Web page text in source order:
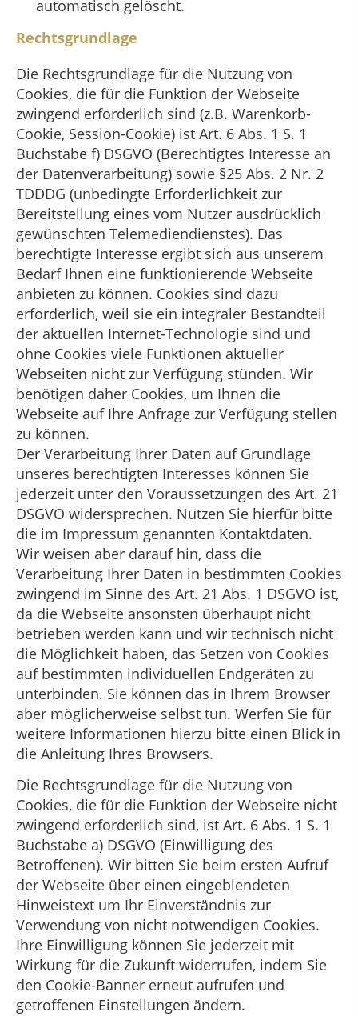
automatisch gelöscht.
Rechtsgrundlage
Die Rechtsgrundlage für die Nutzung von
Cookies, die für die Funktion der Webseite
zwingend erforderlich sind (z.B. Warenkorb-
Cookie, Session-Cookie) ist Art. 6 Abs. 1 S. 1
Buchstabe f) DSGVO (Berechtigtes Interesse an
der Datenverarbeitung) sowie §25 Abs. 2 Nr. 2
TDDDG (unbedingte Erforderlichkeit zur
Bereitstellung eines vom Nutzer ausdrücklich
gewünschten Telemediendienstes). Das
berechtigte Interesse ergibt sich aus unserem
Bedarf Ihnen eine funktionierende Webseite
anbieten zu können. Cookies sind dazu
erforderlich, weil sie ein integraler Bestandteil
der aktuellen Internet-Technologie sind und
ohne Cookies viele Funktionen aktueller
Webseiten nicht zur Verfügung stünden. Wir
benötigen daher Cookies, um Ihnen die
Webseite auf Ihre Anfrage zur Verfügung stellen
zu können.
Der Verarbeitung Ihrer Daten auf Grundlage
unseres berechtigten Interesses können Sie
jederzeit unter den Voraussetzungen des Art. 21
DSGVO widersprechen. Nutzen Sie hierfür bitte
die im Impressum genannten Kontaktdaten.
Wir weisen aber darauf hin, dass die
Verarbeitung Ihrer Daten in bestimmten Cookies
zwingend im Sinne des Art. 21 Abs. 1 DSGVO ist,
da die Webseite ansonsten überhaupt nicht
betrieben werden kann und wir technisch nicht
die Möglichkeit haben, das Setzen von Cookies
auf bestimmten individuellen Endgeräten zu
unterbinden. Sie können das in Ihrem Browser
aber möglicherweise selbst tun. Werfen Sie für
weitere Informationen hierzu bitte einen Blick in
die Anleitung Ihres Browsers.
Die Rechtsgrundlage für die Nutzung von
Cookies, die für die Funktion der Webseite nicht
zwingend erforderlich sind, ist Art. 6 Abs. 1 S. 1
Buchstabe a) DSGVO (Einwilligung des
Betroffenen). Wir bitten Sie beim ersten Aufruf
der Webseite über einen eingeblendeten
Hinweistext um Ihr Einverständnis zur
Verwendung von nicht notwendigen Cookies.
Ihre Einwilligung können Sie jederzeit mit
Wirkung für die Zukunft widerrufen, indem Sie
den Cookie-Banner erneut aufrufen und
getroffenen Einstellungen ändern.